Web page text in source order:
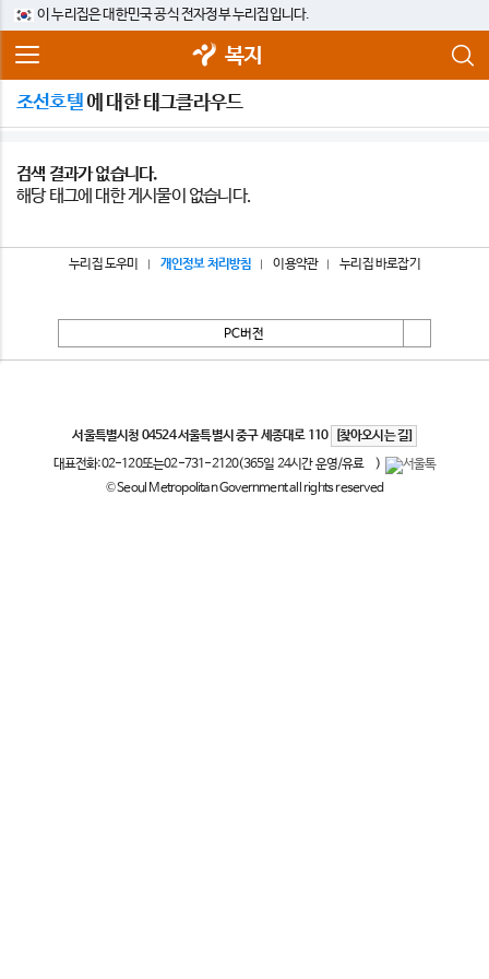
이 누리집은 대한민국 공식 전자정부 누리집입니다.
복지
조선호텔에 대한 태그클라우드
검색 결과가 없습니다.
해당 태그에 대한 게시물이 없습니다.
누리집 도우미 개인정보 처리방침 이용약관 누리집 바로잡기
PC버전
서울특별시청 04524 서울특별시 중구 세종대로 110
[찾아오시는 길]
대표전화:02-120또는02-731-2120(365일 24시간 운영/유료
)
© Seoul Metropolitan Government all rights reserved